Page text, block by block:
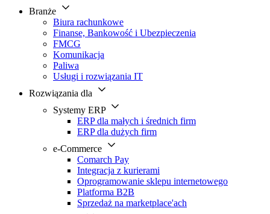
Branże
Biura rachunkowe
Finanse, Bankowość i Ubezpieczenia
FMCG
Komunikacja
Paliwa
Usługi i rozwiązania IT
Rozwiązania dla
Systemy ERP
ERP dla małych i średnich firm
ERP dla dużych firm
e-Commerce
Comarch Pay
Integracja z kurierami
Oprogramowanie sklepu internetowego
Platforma B2B
Sprzedaż na marketplace'ach